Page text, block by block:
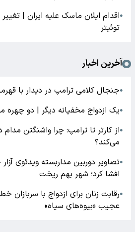
●اقدام ایلان ماسک علیه ایران |
توئیتر
آخرین اخبار
●جنجال کلامی ترامپ در دیدار با
●یک ازدواج مخفیانه دیگر | دو چهره
●از کارتر تا ترامپ: چرا واشنگتن مدام
می‌کند؟
●تصاویر دوربین مداربسته ویدئوی
افشا کرد؛ شهر بهم ریخت
●رقابت زنان برای ازدواج با
عجیب «بیوه‌های سیاه»